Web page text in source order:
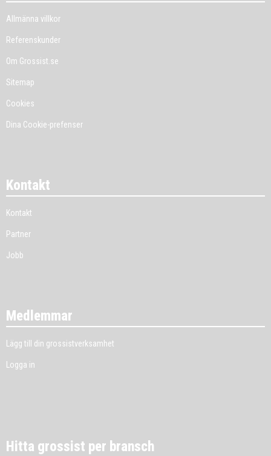
Allmänna villkor
Referenskunder
Om Grossist.se
Sitemap
Cookies
Dina Cookie-prefenser
Kontakt
Kontakt
Partner
Jobb
Medlemmar
Lägg till din grossistverksamhet
Logga in
Hitta grossist per bransch